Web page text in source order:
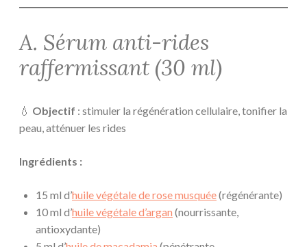
A. Sérum anti-rides
raffermissant (30 ml)
💧 Objectif : stimuler la régénération cellulaire, tonifier la
peau, atténuer les rides
Ingrédients :
15 ml d’huile végétale de rose musquée(régénérante)
10 ml d’huile végétale d’argan (nourrissante,
antioxydante)